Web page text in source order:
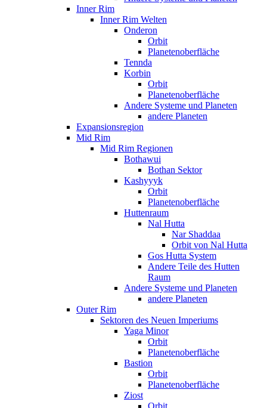
Inner Rim
Inner Rim Welten
Onderon
Orbit
Planetenoberfläche
Tennda
Korbin
Orbit
Planetenoberfläche
Andere Systeme und Planeten
andere Planeten
Expansionsregion
Mid Rim
Mid Rim Regionen
Bothawui
Bothan Sektor
Kashyyyk
Orbit
Planetenoberfläche
Huttenraum
Nal Hutta
Nar Shaddaa
Orbit von Nal Hutta
Gos Hutta System
Andere Teile des Hutten
Raum
Andere Systeme und Planeten
andere Planeten
Outer Rim
Sektoren des Neuen Imperiums
Yaga Minor
Orbit
Planetenoberfläche
Bastion
Orbit
Planetenoberfläche
Ziost
Orbit